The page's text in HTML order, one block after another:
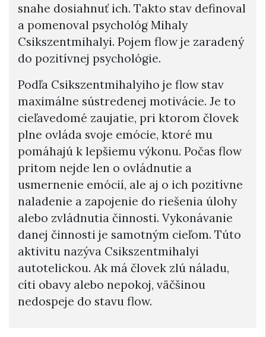
snahe dosiahnuť ich. Takto stav definoval
a pomenoval psychológ Mihaly
Csikszentmihalyi. Pojem flow je zaradený
do pozitívnej psychológie.
Podľa Csikszentmihalyiho je flow stav
maximálne sústredenej motivácie. Je to
cieľavedomé zaujatie, pri ktorom človek
plne ovláda svoje emócie, ktoré mu
pomáhajú k lepšiemu výkonu. Počas flow
pritom nejde len o ovládnutie a
usmernenie emócií, ale aj o ich pozitívne
naladenie a zapojenie do riešenia úlohy
alebo zvládnutia činnosti. Vykonávanie
danej činnosti je samotným cieľom. Túto
aktivitu nazýva Csikszentmihalyi
autotelickou. Ak má človek zlú náladu,
cíti obavy alebo nepokoj, väčšinou
nedospeje do stavu flow.